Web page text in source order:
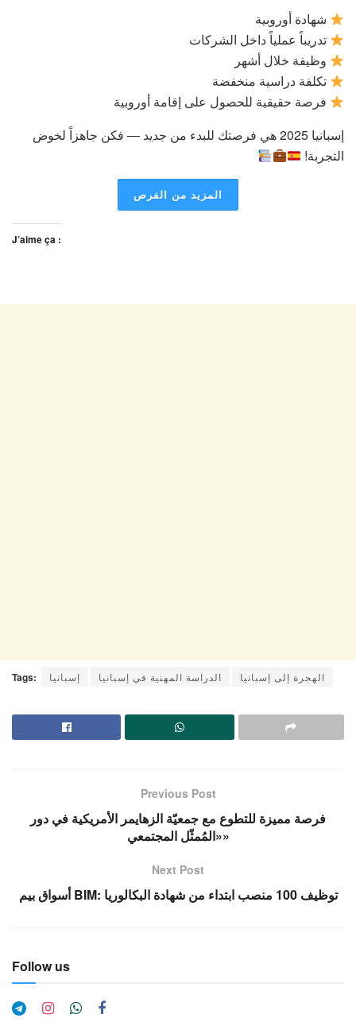
شهادة أوروبية
تدريباً عملياً داخل الشركات
وظيفة خلال أشهر
تكلفة دراسية منخفضة
فرصة حقيقية للحصول على إقامة أوروبية
إسبانيا 2025 هي فرصتك للبدء من جديد — فكن جاهزاً لخوض
التجربة!
المزيد من الفرص
J’aime ça :
Tags: إسبانيا الدراسة المهنية في إسبانيا الهجرة إلى إسبانيا
Previous Post
فرصة مميزة للتطوع مع جمعيّة الزهايمر الأمريكية في دور
«المُمثّل المجتمعي»
Next Post
أسواق بيم BIM: توظيف 100 منصب ابتداء من شهادة البكالوريا
Follow us